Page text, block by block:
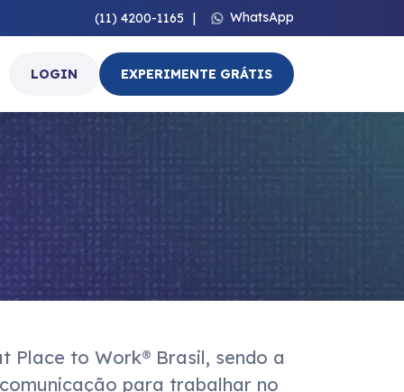
(11) 4200-1165 | WhatsApp
LOGIN EXPERIMENTE GRÁTIS